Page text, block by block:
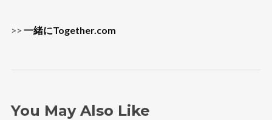
>> 一緒にTogether.com
You May Also Like